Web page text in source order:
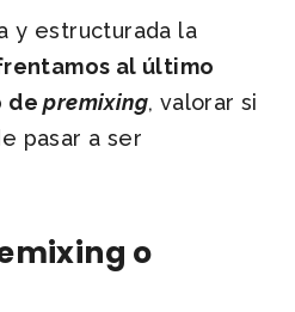
y estructurada la
al último
depremixing, valorar si
pasar a ser
o